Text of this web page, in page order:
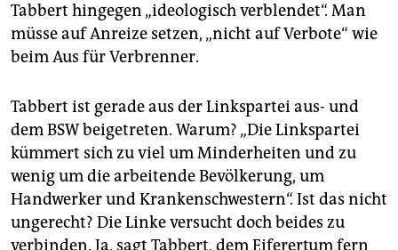
Tabbert hingegen „ideologisch verblendet“. Man
müsse auf Anreize setzen, „nicht auf Verbote“ wie
beim Aus für Verbrenner.
Tabbert ist gerade aus der Linkspartei aus- und
dem BSW beigetreten. Warum? „Die Linkspartei
kümmert sich zu viel um Minderheiten und zu
wenig um die arbeitende Bevölkerung, um
Handwerker und Krankenschwestern“. Ist das nicht
ungerecht? Die Linke versucht doch beides zu
verbinden. Ja, sagt Tabbert, dem Eiferertum fern